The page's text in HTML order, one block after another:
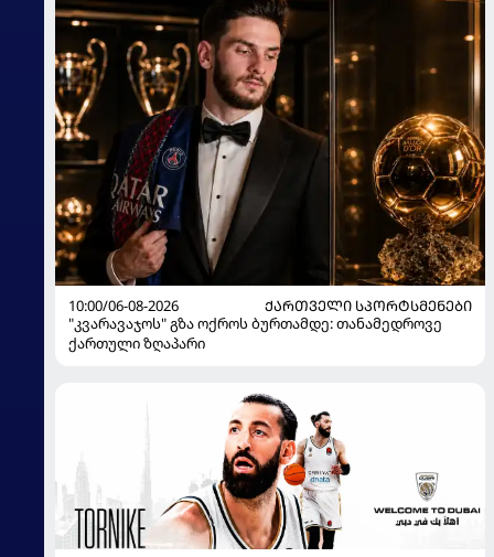
10:00/06-08-2026
ᲥᲐᲠᲗᲕᲔᲚᲘ ᲡᲞᲝᲠᲢᲡᲛᲔᲜᲔᲑᲘ
"კვარავაჯოს" გზა ოქროს ბურთამდე: თანამედროვე
ქართული ზღაპარი